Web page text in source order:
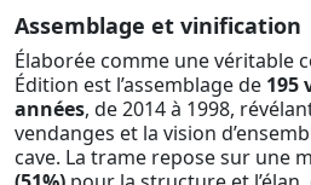
Assemblage et vinification
Élaborée comme une véritable
Édition est l’assemblage de 195
années, de 2014 à 1998,
vendanges et la vision
cave. La trame repose sur une